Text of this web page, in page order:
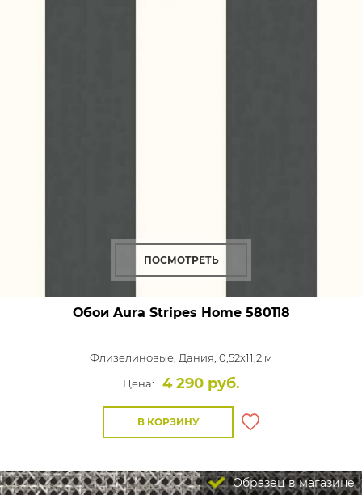
ПОСМОТРЕТЬ
Обои Aura Stripes Home580118
Флизелиновые, Дания, 0,52x11,2 м
Цена:
4 290 руб.
В КОРЗИНУ
Образец в магазине